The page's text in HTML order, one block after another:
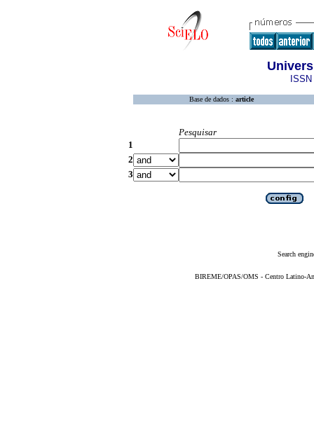
Base de dados : article
Pesquisar
1
2
3
Search
BIREME/OPAS/OMS - Centro Latino-